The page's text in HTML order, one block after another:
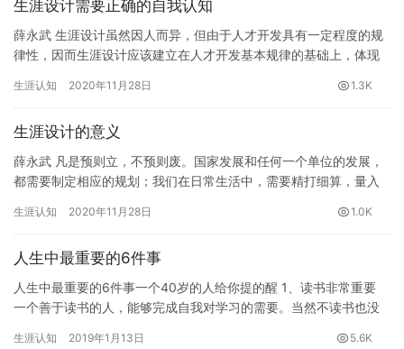
生涯设计需要正确的自我认知
薛永武 生涯设计虽然因人而异，但由于人才开发具有一定程度的规
律性，因而生涯设计应该建立在人才开发基本规律的基础上，体现
序一…
生涯认知 2020年11月28日 1.3K
生涯设计的意义
薛永武 凡是预则立，不预则废。国家发展和任何一个单位的发展，
都需要制定相应的规划；我们在日常生活中，需要精打细算，量入
开发…
生涯认知 2020年11月28日 1.0K
人生中最重要的6件事
人生中最重要的6件事一个40岁的人给你提的醒 1、读书非常重要
一个善于读书的人，能够完成自我对学习的需要。当然不读书也没
生涯认知 2019年1月13日 5.6K